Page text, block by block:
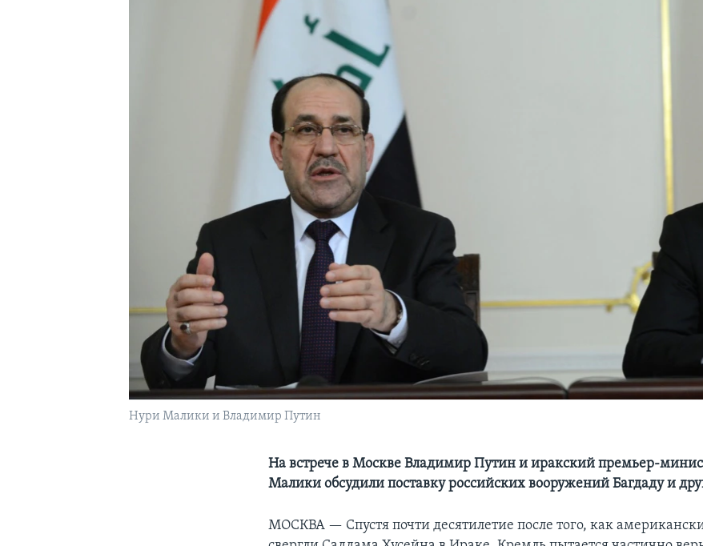
Нури Малики и Владимир Путин
На встрече в Москве Владимир Путин и иракский премьер-
Малики обсудили поставку российских вооружений Багдаду и
МОСКВА — Спустя почти десятилетие после того, как